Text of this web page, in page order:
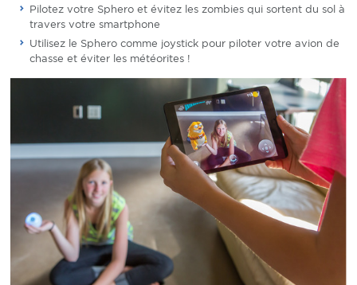
Pilotez votre Sphero et évitez les zombies qui sortent du sol à
travers votre smartphone
Utilisez le Sphero comme joystick pour piloter votre avion de
chasse et éviter les météorites !